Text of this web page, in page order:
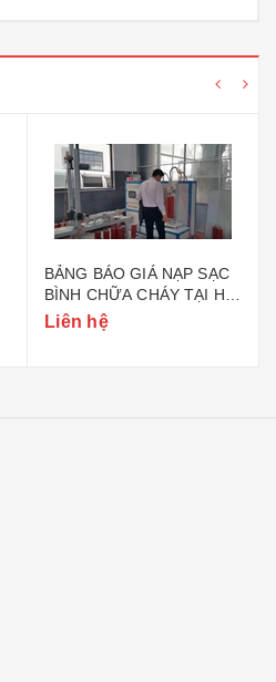
BẢNG BÁO GIÁ NẠP SẠC
BÌNH CHỮA CHÁY TẠI HÀ
NỘI
Liên hệ